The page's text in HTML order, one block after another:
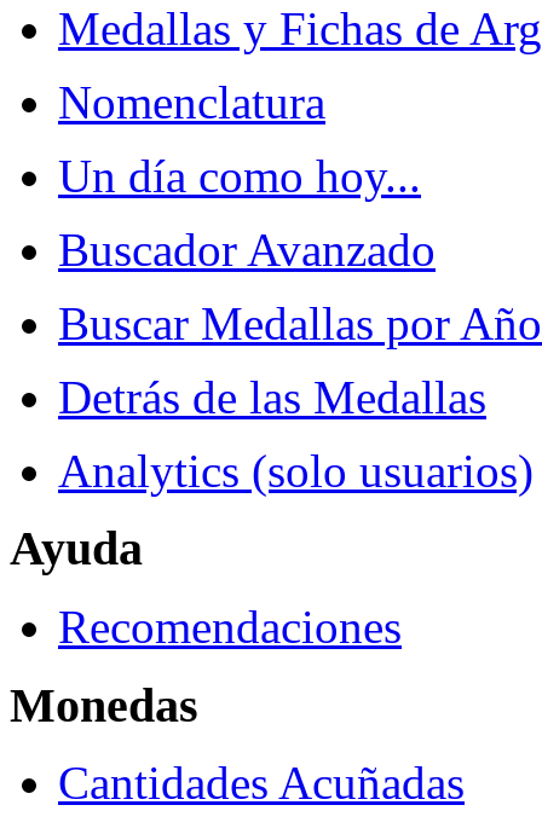
Medallas y Fichas de
Nomenclatura
Un día como hoy...
Buscador Avanzado
Buscar Medallas por Año
Detrás de las Medallas
Analytics (solo usuarios)
Ayuda
Recomendaciones
Monedas
Cantidades Acuñadas